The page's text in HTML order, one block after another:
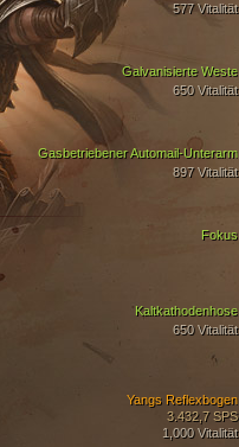
Galvanisierte Weste
650 Vitalität
Gasbetriebener Automail-Unterarm
897 Vitalität
577 Vitalität
Kaltkathodenhose
650 Vitalität
Yangs Reflexbogen
3.432,7 SPS
1,000 Vitalität
Fokus